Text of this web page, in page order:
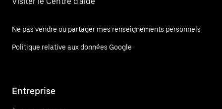
Ne pas vendre ou partager mes renseignements personnels
Politique relative aux données Google
Entreprise